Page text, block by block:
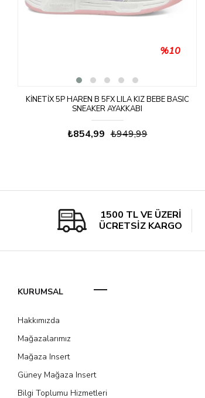
KINETIX 5P HAREN B 5FX LILA KIZ BEBE BASIC
SNEAKER AYAKKABI
₺854,99 ₺949,99
%10
1500 TL VE ÜZERİ
ÜCRETSİZ KARGO
KURUMSAL
Hakkımızda
Mağazalarımız
Mağaza Insert
Güney Mağaza Insert
Bilgi Toplumu Hizmetleri